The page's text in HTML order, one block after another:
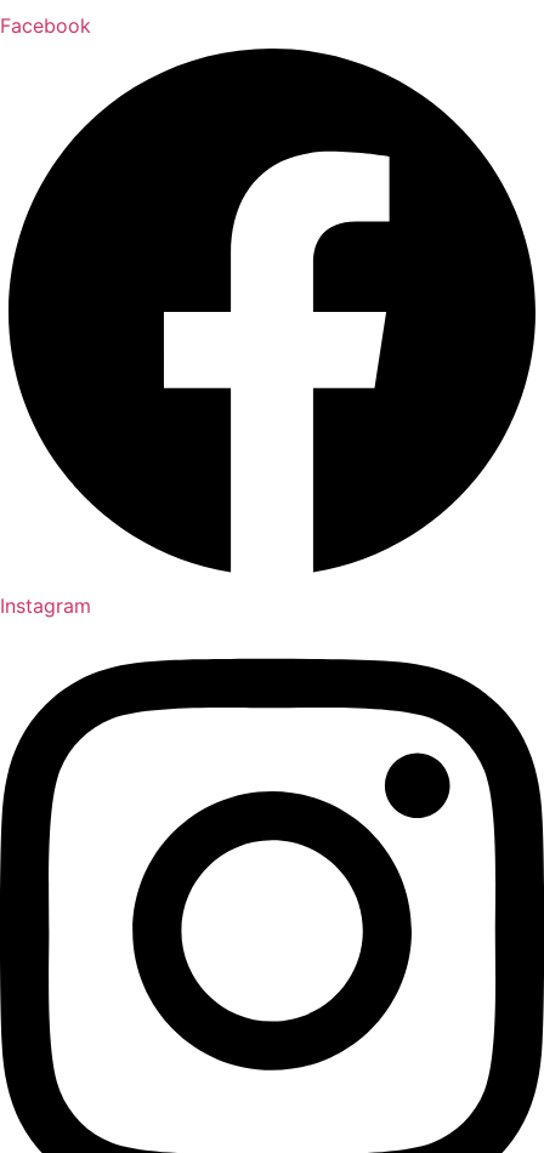
Facebook
Instagram